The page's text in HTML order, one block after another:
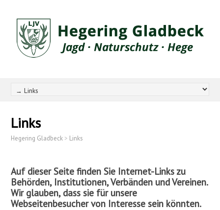
Links
Hegering Gladbeck > Links
Auf dieser Seite finden Sie Internet-Links zu
Behörden, Institutionen, Verbänden und Vereinen.
Wir glauben, dass sie für unsere
Webseitenbesucher von Interesse sein könnten.